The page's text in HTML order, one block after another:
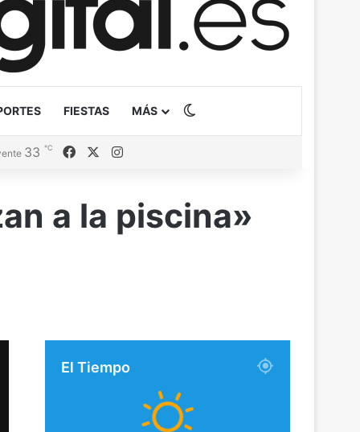
FIESTAS MÁS
33 ℃ FacebookInstagram
a la piscina»
El Tiempo